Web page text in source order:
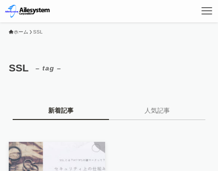
ホーム SSL
SSL – tag –
新着記事 人気記事